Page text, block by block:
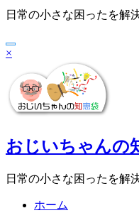
日常の小さな困ったを解
×
おじいちゃんの
日常の小さな困ったを解
ホーム